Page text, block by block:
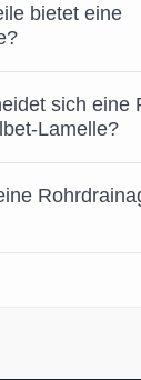
bietet eine
sich eine
Lamelle?